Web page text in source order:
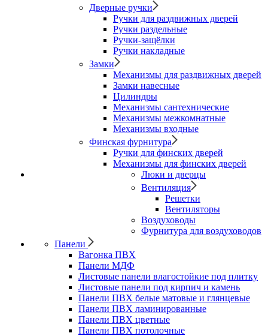
Дверные ручки
Ручки для раздвижных дверей
Ручки раздельные
Ручки-защёлки
Ручки накладные
Замки
Механизмы для раздвижных дверей
Замки навесные
Цилиндры
Механизмы сантехнические
Механизмы межкомнатные
Механизмы входные
Финская фурнитура
Ручки для финских дверей
Механизмы для финских дверей
Люки и дверцы
Вентиляция
Решетки
Вентиляторы
Воздуховоды
Фурнитура для воздуховодов
Панели
Вагонка ПВХ
Панели МДФ
Листовые панели влагостойкие под плитку
Листовые панели под кирпич и камень
Панели ПВХ белые матовые и глянцевые
Панели ПВХ ламинированные
Панели ПВХ цветные
Панели ПВХ потолочные